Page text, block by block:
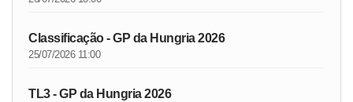
Classificação - GP da Hungria 2026
25/07/2026 11:00
TL3 - GP da Hungria 2026